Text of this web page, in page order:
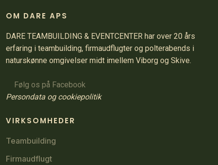
​OM DARE APS
DARE TEAMBUILDING & EVENTCENTER har over 20 års
erfaring i teambuilding, firmaudflugter og polterabends i
naturskønne omgivelser midt imellem Viborg og Skive.
Følg os på Facebook
​Persondata og cookiepolitik
VIRKSOMHEDER
Teambuilding
Firmaudflugt